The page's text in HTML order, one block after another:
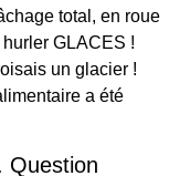
total, en roue
GLACES !
un glacier !
a été
Question